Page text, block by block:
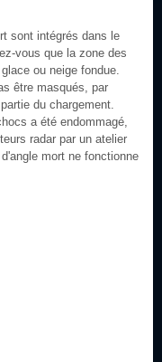
sont intégrés dans le
vous que la zone des
ou neige fondue.
être masqués, par
du chargement.
a été endommagé,
radar par un atelier
mort ne fonctionne